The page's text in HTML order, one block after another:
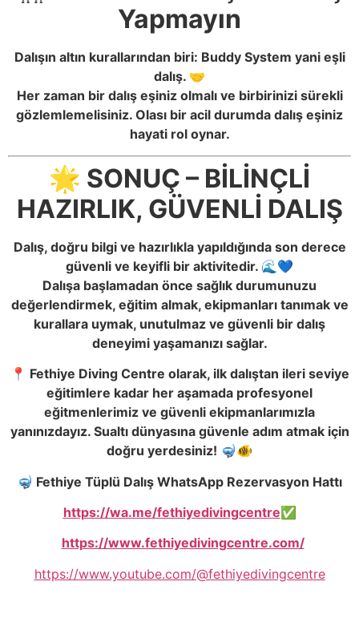
Yapmayın
Dalışın altın kurallarından biri: Buddy System yani eşli
dalış. 🤝
Her zaman bir dalış eşiniz olmalı ve birbirinizi sürekli
gözlemlemelisiniz. Olası bir acil durumda dalış eşiniz
hayati rol oynar.
🌟 SONUÇ – BİLİNÇLİ
HAZIRLIK, GÜVENLİ DALIŞ
Dalış, doğru bilgi ve hazırlıkla yapıldığında son derece
güvenli ve keyifli bir aktivitedir. 🌊💙
Dalışa başlamadan önce sağlık durumunuzu
değerlendirmek, eğitim almak, ekipmanları tanımak ve
kurallara uymak, unutulmaz ve güvenli bir dalış
deneyimi yaşamanızı sağlar.
📍 Fethiye Diving Centre olarak, ilk dalıştan ileri seviye
eğitimlere kadar her aşamada profesyonel
eğitmenlerimiz ve güvenli ekipmanlarımızla
yanınızdayız. Sualtı dünyasına güvenle adım atmak için
doğru yerdesiniz! 🤿🐠
🤿 Fethiye Tüplü Dalış WhatsApp Rezervasyon Hattı
https://wa.me/fethiyedivingcentre✅
https://www.fethiyedivingcentre.com/
https://www.youtube.com/@fethiyedivingcentre